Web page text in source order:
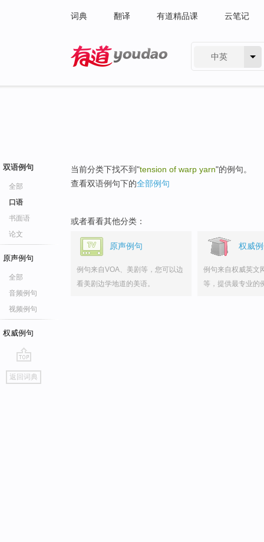
词典 翻译 有道精品课 云笔记
中英
双语例句
全部
口语
书面语
论文
原声例句
全部
音频例句
视频例句
权威例句
go
top
返回词典
当前分类下找不到"tension of warp yarn"的例句。
查看双语例句下的全部例句
或者看看其他分类：
原声例句
例句来自VOA、美剧等，您可以边
看美剧边学地道的美语。
权威
例句来自权威英文
等，提供最专业的